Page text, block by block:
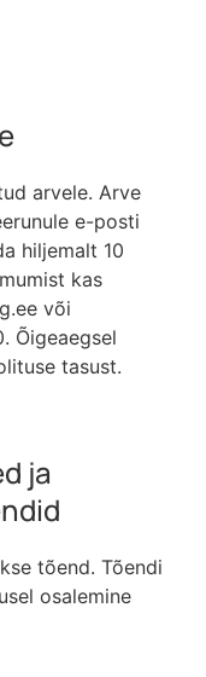
arvele. Arve
e-posti
hiljemalt 10
kas
või
Õigeaegsel
tasust.
ja
tõend. Tõendi
osalemine